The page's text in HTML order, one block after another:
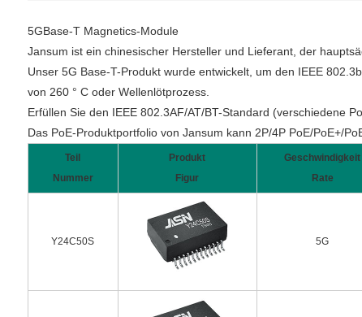
5GBase-T Magnetics-Module
Jansum ist ein chinesischer Hersteller und Lieferant, der
Unser 5G Base-T-Produkt wurde entwickelt, um den IEEE
von 260 ° C oder Wellenlötprozess.
Erfüllen Sie den IEEE 802.3AF/AT/BT-Standard (verschiedene
Das PoE-Produktportfolio von Jansum kann 2P/4P PoE/PoE+/
Teil
Nummer
Produkt
Figur
Geschwindigkeit
Rate
Y24C50S 5G